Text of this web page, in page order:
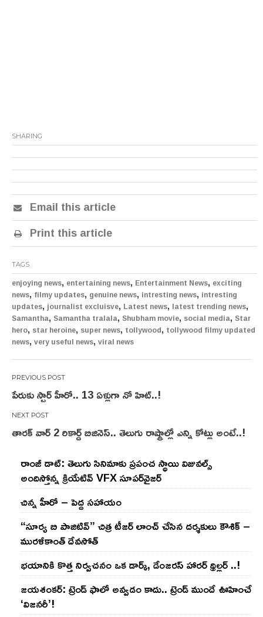
SHARING
Email this article
Print this article
TAGS
enjoying news, entertaining news, Entertainment News, exciting
news, filmy updates, genuine news, intresting news, intresting
updates, journalist excluisve, Latest news, latest trending news,
Samantha, Samantha tralala, Shubham movie, social media, Star
hero, star heroine, super news, tollywood, tollywood filmy updated
news, very useful news, viral news
Post
navigation
పేరుకు స్టార్ హీరో.. 13 ఏళ్లుగా నో హిట్..!
తారక్ వార్ 2 రికార్డ్ బిజినెస్.. తెలుగు రాష్ట్రాల్లో ఎన్ని కోట్లు అంటే..!
రాంజీ డాట్: తెలుగు సినిమాకు ప్రపంచ స్థాయి విజువల్స్
అందిస్తోన్న క్రియేటివ్ VFX సూపర్‌వైజర్
చిన్న హీరో – పెద్ద సహాయం
“సూర్య బి పాజిటివ్” చిత్ర టీజర్ లాంచ్ చేసిన‌ దర్శకులు కౌశిక్ –
మురళీకాంత్ దేవసోత్
భయానికి కొత్త నిర్వచనం ఒక డార్క్, డేంజరస్ హారర్ థ్రిల్లర్ ..!
జయశంకర్: ట్రెండ్‌ ఫాలో అవ్వడం కాదు.. ట్రెండ్‌ ముందే ఊహించే
‘విజనరీ’!